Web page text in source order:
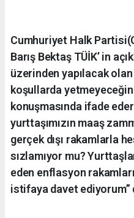
Cumhuriyet Halk
Barış Bektaş TÜİK’ in
üzerinden yapılacak
koşullarda
konuşmasında ifade
yurttaşımızın maaş
gerçek dışı rakamlarla
sızlamıyor mu?
eden enflasyon rakamları
istifaya davet ediyorum”